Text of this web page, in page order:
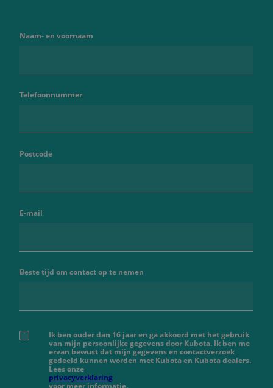
Naam- en voornaam
Telefoonnummer
Postcode
E-mail
Beste tijd om contact op te nemen
Ik ben ouder dan 16 jaar en ga akkoord met het gebruik
van mijn persoonlijke gegevens door Kubota. Ik ben me
ervan bewust dat mijn gegevens en contactverzoek
gedeeld kunnen worden met Kubota en Kubota dealers.
Lees onze
privacyverklaring
voor meer informatie.